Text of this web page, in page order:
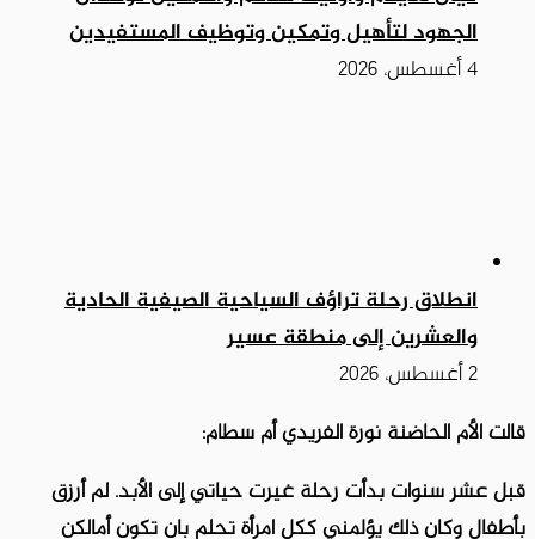
الجهود لتأهيل وتمكين وتوظيف المستفيدين
4 أغسطس، 2026
انطلاق رحلة تراؤف السياحية الصيفية الحادية
والعشرين إلى منطقة عسير
2 أغسطس، 2026
قالت الأم الحاضنة نورة الفريدي أم سطام:
قبل عشر سنوات بدأت رحلة غيرت حياتي إلى الأبد. لم أرزق
بأطفال وكان ذلك يؤلمني ككل امرأة تحلم بان تكون أمالكن